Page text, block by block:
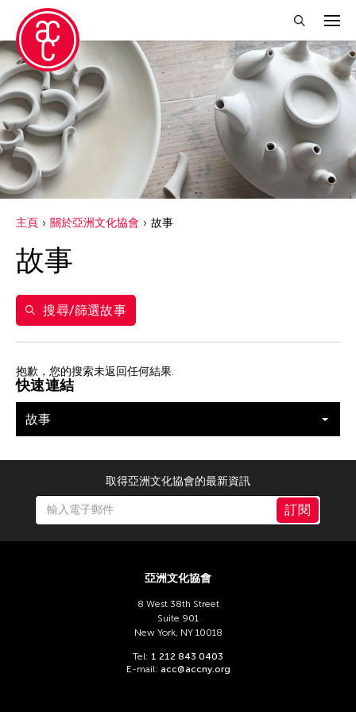
關閉篩選條件
得獎人
Abby Robinson
Charles Reinhart
Crossing Borders Music
Elise Thoron
Shuji Takashina
篩選故事
快速連結
故事
主頁 關於亞洲文化協會 故事
故事
搜尋/篩選故事
抱歉，您的搜索未返回任何結果.
取得亞洲文化協會的最新資訊
訂閱
亞洲文化協會
8 West 38th Street
Suite 901
New York, NY 10018
Tel: 1 212 843 0403
E-mail: acc@accny.org